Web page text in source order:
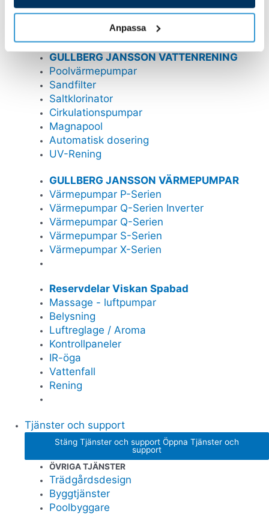
Anpassa
Belysning och plastdetaljer
GULLBERG JANSSON VATTENRENING
Poolvärmepumpar
Sandfilter
Saltklorinator
Cirkulationspumpar
Magnapool
Automatisk dosering
UV-Rening
GULLBERG JANSSON VÄRMEPUMPAR
Värmepumpar P-Serien
Värmepumpar Q-Serien Inverter
Värmepumpar Q-Serien
Värmepumpar S-Serien
Värmepumpar X-Serien
Reservdelar Viskan Spabad
Massage - luftpumpar
Belysning
Luftreglage / Aroma
Kontrollpaneler
IR-öga
Vattenfall
Rening
Tjänster och support
Stäng Tjänster och support Öppna Tjänster och
support
ÖVRIGA TJÄNSTER
Trädgårdsdesign
Byggtjänster
Poolbyggare